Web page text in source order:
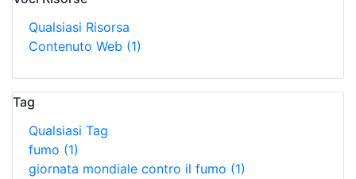
Qualsiasi Risorsa
Contenuto Web (1)
Tag
Qualsiasi Tag
fumo (1)
giornata mondiale contro il fumo (1)